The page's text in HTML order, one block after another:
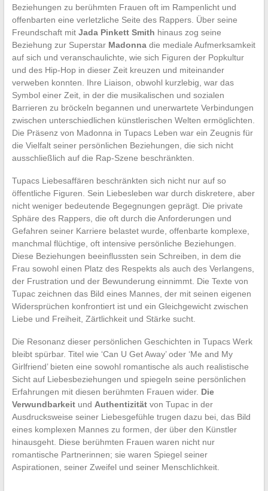
Beziehungen zu berühmten Frauen oft im Rampenlicht und
offenbarten eine verletzliche Seite des Rappers. Über seine
Freundschaft mit Jada Pinkett Smith hinaus zog seine
Beziehung zur Superstar Madonnadie mediale Aufmerksamkeit
auf sich und veranschaulichte, wie sich Figuren der Popkultur
und des Hip-Hop in dieser Zeit kreuzen und miteinander
verweben konnten. Ihre Liaison, obwohl kurzlebig, war das
Symbol einer Zeit, in der die musikalischen und sozialen
Barrieren zu bröckeln begannen und unerwartete Verbindungen
zwischen unterschiedlichen künstlerischen Welten ermöglichten.
Die Präsenz von Madonna in Tupacs Leben war ein Zeugnis für
die Vielfalt seiner persönlichen Beziehungen, die sich nicht
ausschließlich auf die Rap-Szene beschränkten.
Tupacs Liebesaffären beschränkten sich nicht nur auf so
öffentliche Figuren. Sein Liebesleben war durch diskretere, aber
nicht weniger bedeutende Begegnungen geprägt. Die private
Sphäre des Rappers, die oft durch die Anforderungen und
Gefahren seiner Karriere belastet wurde, offenbarte komplexe,
manchmal flüchtige, oft intensive persönliche Beziehungen.
Diese Beziehungen beeinflussten sein Schreiben, in dem die
Frau sowohl einen Platz des Respekts als auch des Verlangens,
der Frustration und der Bewunderung einnimmt. Die Texte von
Tupac zeichnen das Bild eines Mannes, der mit seinen eigenen
Widersprüchen konfrontiert ist und ein Gleichgewicht zwischen
Liebe und Freiheit, Zärtlichkeit und Stärke sucht.
Die Resonanz dieser persönlichen Geschichten in Tupacs Werk
bleibt spürbar. Titel wie ‘Can U Get Away’ oder ‘Me and My
Girlfriend’ bieten eine sowohl romantische als auch realistische
Sicht auf Liebesbeziehungen und spiegeln seine persönlichen
Erfahrungen mit diesen berühmten Frauen wider. Die
Verwundbarkeitund Authentizitätvon Tupac in der
Ausdrucksweise seiner Liebesgefühle trugen dazu bei, das Bild
eines komplexen Mannes zu formen, der über den Künstler
hinausgeht. Diese berühmten Frauen waren nicht nur
romantische Partnerinnen; sie waren Spiegel seiner
Aspirationen, seiner Zweifel und seiner Menschlichkeit.